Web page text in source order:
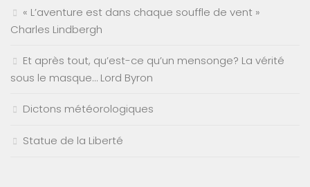
« L’aventure est dans chaque souffle de vent »
Charles Lindbergh
Et après tout, qu’est-ce qu’un mensonge? La vérité
sous le masque… Lord Byron
Dictons météorologiques
Statue de la Liberté